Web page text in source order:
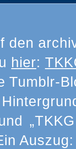
den
hier:
Tumblr-
Auszug: